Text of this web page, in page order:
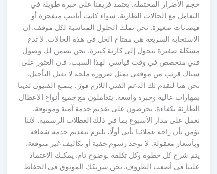
حجم الأضرار المحتملة. يعتمد فريقنا على خبرة طويلة في
التعامل مع الحالات الطارئة. سواء كانت أنابيب منفجرة أو
فيضانات صغيرة. نحن نملك الحلول المناسبة لكل موقف. إن
الاستجابة السريعة هي مفتاح الحل في هذه الحالات. لا تدع
مشكلة صغيرة تتحول إلى كارثة كبيرة. نحن نضمن لك وصول
فني متخصص في وقت قياسي. لهذا السبب، فإن العثور على
سباك قريب من موقعي يمثل ضرورة ملحة لا تقبل التأجيل.
نحن هنا لنقدم لك الدعم الفني اللازم فورًا. يتمتع الفنيون لدينا
بمهارات عالية وخبرة واسعة. يتعاملون مع جميع أنواع الأعطال
الطارئة بكفاءة. يحرصون على تقديم خدمة آمنة وموثوقة.
نعمل على مدار الأسبوع بما في ذلك العطلات الرسمية. لأننا
نؤمن بأن راحة عملائنا تأتي أولًا. نلتزم بتقديم خدمة شفافة
وبأسعار معقولة. لا توجد رسوم خفية أو تكاليف غير متوقعة.
يتم شرح كل خطوة وكل تكلفة بوضوح تام. يمكنك الاعتماد
علينا في أصعب الظروف. نحن شريكك الموثوق في الحفاظ